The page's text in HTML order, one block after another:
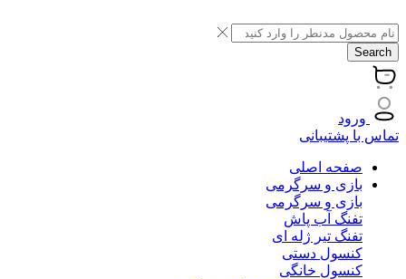
Search
ورود
تماس با پشتیبانی
صفحه اصلی
بازی و سرگرمی
بازی و سرگرمی
تفنگ آب پاش
تفنگ تیر ژله ای
کنسول دستی
کنسول خانگی